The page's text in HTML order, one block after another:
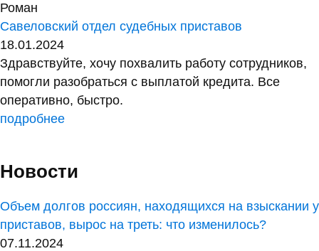
Роман
Савеловский отдел судебных приставов
18.01.2024
Здравствуйте, хочу похвалить работу сотрудников,
помогли разобраться с выплатой кредита. Все
оперативно, быстро.
подробнее
Новости
Объем долгов россиян, находящихся на взыскании у
приставов, вырос на треть: что изменилось?
07.11.2024